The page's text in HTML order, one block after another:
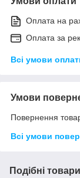
Оплата на
Оплата за
Всі умови
Умови
Повернення
Всі умови
Подібні